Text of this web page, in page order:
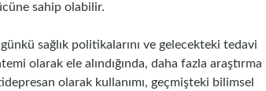
sahip olabilir.
sağlık politikalarını ve gelecekteki tedavi
olarak ele alındığında, daha fazla araştırma
olarak kullanımı, geçmişteki bilimsel